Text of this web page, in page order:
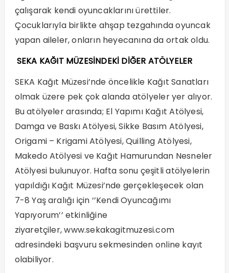
çalışarak kendi oyuncaklarını ürettiler.
Çocuklarıyla birlikte ahşap tezgahında oyuncak
yapan aileler, onların heyecanına da ortak oldu.
SEKA KAĞIT MÜZESİNDEKİ DİĞER ATÖLYELER
SEKA Kağıt Müzesi’nde öncelikle Kağıt Sanatları
olmak üzere pek çok alanda atölyeler yer alıyor.
Bu atölyeler arasında; El Yapımı Kağıt Atölyesi,
Damga ve Baskı Atölyesi, Sikke Basım Atölyesi,
Origami – Krigami Atölyesi, Quilling Atölyesi,
Makedo Atölyesi ve Kağıt Hamurundan Nesneler
Atölyesi bulunuyor. Hafta sonu çeşitli atölyelerin
yapıldığı Kağıt Müzesi’nde gerçekleşecek olan
7-8 Yaş aralığı için ‘’Kendi Oyuncağımı
Yapıyorum’’ etkinliğine
ziyaretçiler,www.sekakagitmuzesi.com
adresindeki başvuru sekmesinden online kayıt
olabiliyor.